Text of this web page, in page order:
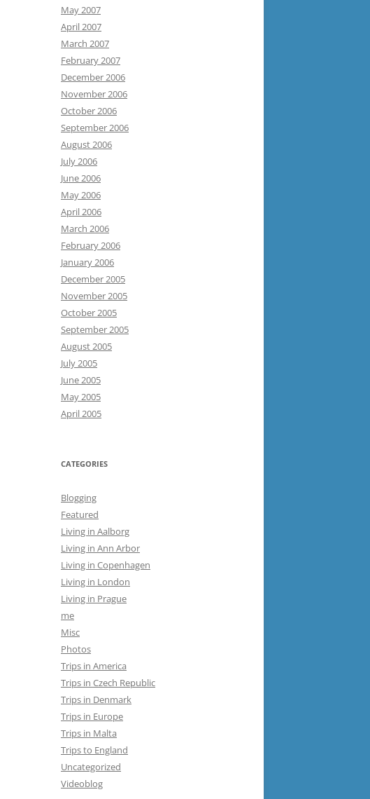
May 2007
April 2007
March 2007
February 2007
December 2006
November 2006
October 2006
September 2006
August 2006
July 2006
June 2006
May 2006
April 2006
March 2006
February 2006
January 2006
December 2005
November 2005
October 2005
September 2005
August 2005
July 2005
June 2005
May 2005
April 2005
CATEGORIES
Blogging
Featured
Living in Aalborg
Living in Ann Arbor
Living in Copenhagen
Living in London
Living in Prague
me
Misc
Photos
Trips in America
Trips in Czech Republic
Trips in Denmark
Trips in Europe
Trips in Malta
Trips to England
Uncategorized
Videoblog